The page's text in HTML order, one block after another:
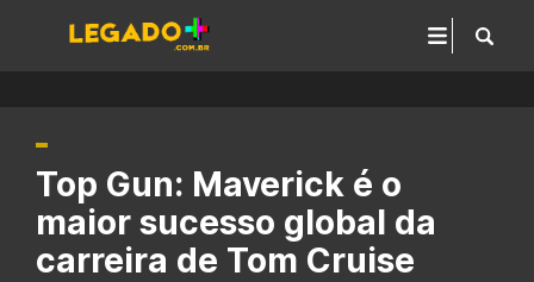
Top Gun: Maverick é o
maior sucesso global da
carreira de Tom Cruise